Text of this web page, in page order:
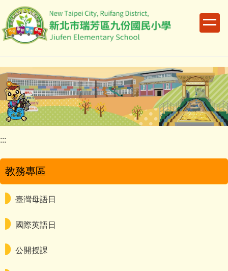
到
主
容
區
:::
教務專區
臺灣母語日
國際英語日
公開授課